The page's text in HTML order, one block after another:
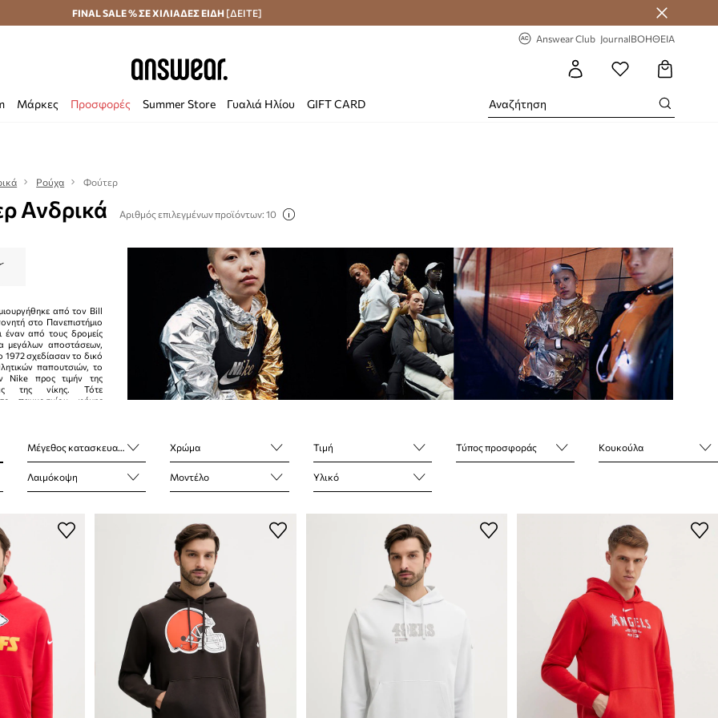
Αποστολή σε 24 ώρες Εξοικονομήστε με το Answear Club
FINAL SALE % ΣΕ ΧΙΛΙΑΔΕΣ ΕΙΔΗ [ΔΕΙΤΕ]
Answear Club JournalΒΟΗΘΕΙΑ
Μάρκες Προσφορές Summer Store Γυαλιά Ηλίου GIFT CARD
Ρούχα Φούτερ
Ανδρικά Αριθμός επιλεγμένων προϊόντων: 10
από τον Bill
στο Πανεπιστήμιο
έναν από τους δρομείς
μεγάλων αποστάσεων,
1972 σχεδίασαν το δικό
παπουτσιών, το
Nike προς τιμήν της
της νίκης. Τότε
το παγκοσμίου φήμης
Μέγεθος κατασκευαστή Χρώμα Τιμή Τύπος προσφοράς Κουκούλα
Λαιμόκοψη Μοντέλο Υλικό